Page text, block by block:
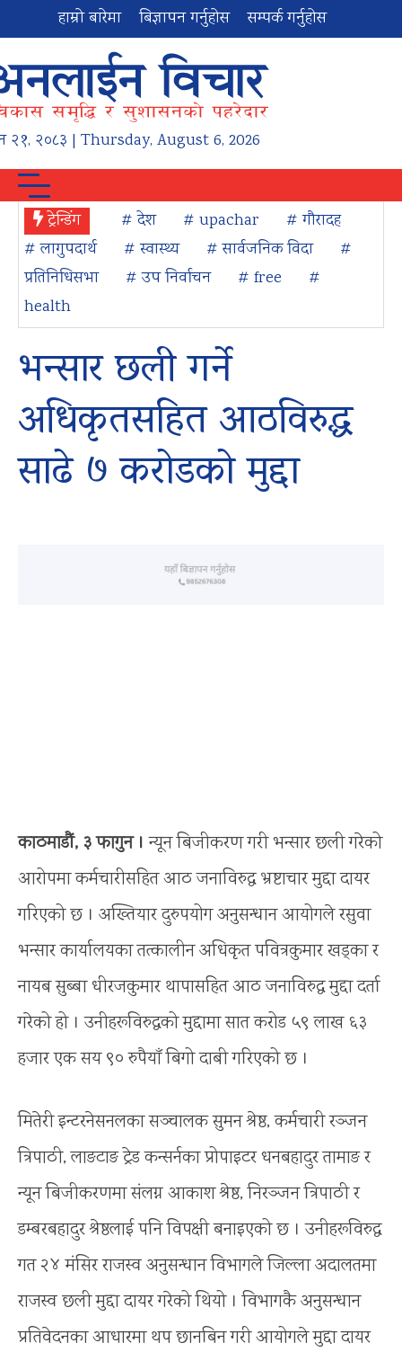
हाम्रो बारेमा बिज्ञापन गर्नुहोस सम्पर्क गर्नुहोस
२१, २०८३ | Thursday, August 6, 2026
ट्रेन्डिंग # देश # upachar
# गौरादह
# लागुपदार्थ
# स्वास्थ्य # सार्वजनिक विदा
#
प्रतिनिधिसभा
# उप निर्वाचन # free
#
health
भन्सार छली गर्ने
अधिकृतसहित आठविरुद्ध
साढे ७ कराेडकाे मुद्दा
काठमाडौं, ३ फागुन । न्यून बिजीकरण गरी भन्सार छली गरेको
आरोपमा कर्मचारीसहित आठ जनाविरुद्ध भ्रष्टाचार मुद्दा दायर
गरिएको छ । अख्तियार दुरुपयोग अनुसन्धान आयोगले रसुवा
भन्सार कार्यालयका तत्कालीन अधिकृत पवित्रकुमार खड्का र
नायब सुब्बा धीरजकुमार थापासहित आठ जनाविरुद्ध मुद्दा दर्ता
गरेको हो । उनीहरूविरुद्धको मुद्दामा सात करोड ५९ लाख ६३
हजार एक सय ९० रुपैयाँ बिगो दाबी गरिएको छ ।
मितेरी इन्टरनेसनलका सञ्चालक सुमन श्रेष्ठ, कर्मचारी रञ्जन
त्रिपाठी, लाङटाङ ट्रेड कन्सर्नका प्रोपाइटर धनबहादुर तामाङ र
न्यून बिजीकरणमा संलग्न आकाश श्रेष्ठ, निरञ्जन त्रिपाठी र
डम्बरबहादुर श्रेष्ठलाई पनि विपक्षी बनाइएको छ । उनीहरूविरुद्ध
गत २४ मंसिर राजस्व अनुसन्धान विभागले जिल्ला अदालतमा
राजस्व छली मुद्दा दायर गरेको थियो । विभागकै अनुसन्धान
प्रतिवेदनका आधारमा थप छानबिन गरी आयोगले मुद्दा दायर